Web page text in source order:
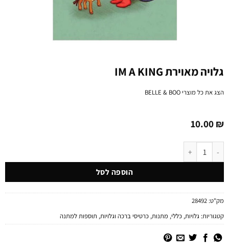
גלויה מאוירת IM A KING
הצג את כל מוצריBELLE & BOO
10.00₪
כמות של גלויה מאוירת IM A KING
הוספה לסל
מק"ט:28492
קטגוריות:גלויות,כללי,מתנות,כרטיסי ברכה וגלויות,תוספות למתנה